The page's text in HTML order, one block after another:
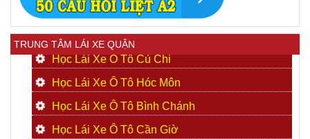
TRUNG TÂM LÁI XE QUẬN
Học Lái Xe Ô Tô Củ Chi
Học Lái Xe Ô Tô Hóc Môn
Học Lái Xe Ô Tô Bình Chánh
Học Lái Xe Ô Tô Cần Giờ